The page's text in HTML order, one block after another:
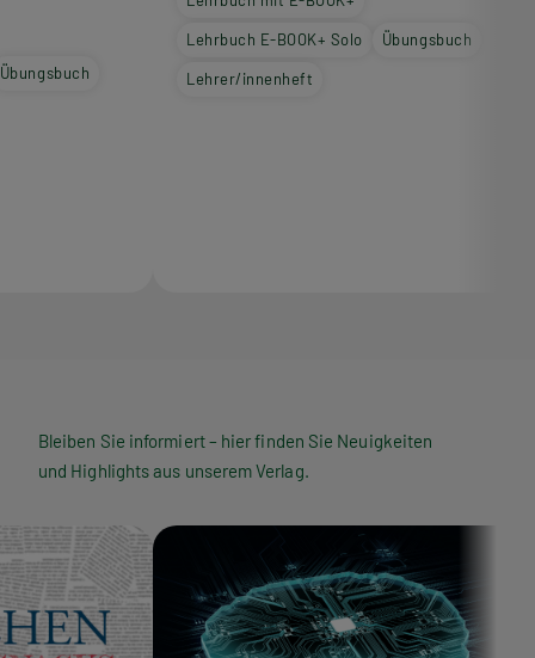
Übungsbuch
Lehrbuch E-BOOK+ Solo Übungsbuch
Lehrer/innenheft
Bleiben Sie informiert – hier finden Sie Neuigkeiten
und Highlights aus unserem Verlag.